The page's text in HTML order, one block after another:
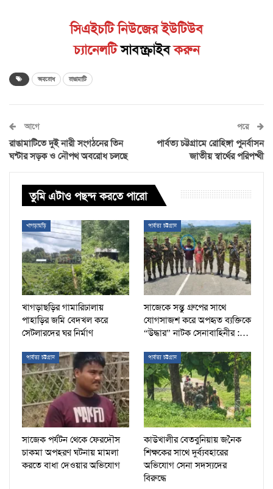
সিএইচটি নিউজের ইউটিউব
চ্যানেলটিসাবস্ক্রাইবকরুন
অবরোধ রাঙামাটি
আগে
রাঙামাটিতে দুই নারী সংগঠনের তিন
ঘন্টার সড়ক ও নৌপথ অবরোধ চলছে
পরে
পার্বত্য চট্টগ্রামে রোহিঙ্গা পুনর্বাসন
জাতীয় স্বার্থের পরিপন্থী
তুমি এটাও পছন্দ করতে পারো
খাগড়াছড়ি
খাগড়াছড়ির গামারিঢালায়
পাহাড়ির জমি বেদখল করে
সেটলারদের ঘর নির্মাণ
পার্বত্য চট্টগ্রাম
সাজেকে সন্তু গ্রুপের সাথে
যোগসাজশ করে অপহৃত ব্যক্তিকে
“উদ্ধার” নাটক সেনাবাহিনীর :…
পার্বত্য চট্টগ্রাম
সাজেক পর্যটন থেকে ফেরদৌস
চাকমা অপহরণ ঘটনায় মামলা
করতে বাধা দেওয়ার অভিযোগ
পার্বত্য চট্টগ্রাম
কাউখালীর বেতবুনিয়ায় জনৈক
শিক্ষকের সাথে দুর্ব্যবহারের
অভিযোগ সেনা সদস্যদের
বিরুদ্ধে